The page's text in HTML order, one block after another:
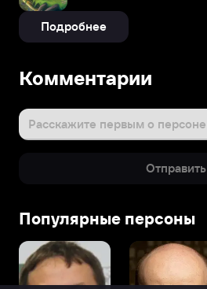
Подробнее
Комментарии
Расскажите первым о персоне
Отправить
Популярные персоны